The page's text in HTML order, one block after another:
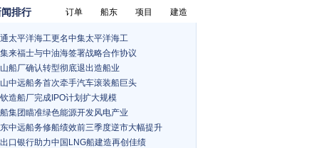
排行 建造
项目
船东
订单
太平洋海工更名中集太平洋海工
来福士与中油海签署战略合作协议
船厂确认转型彻底退出造船业
中远船务首次牵手汽车滚装船巨头
造船厂完成IPO计划扩大规模
集团瞄准绿色能源开发风电产业
中远船务修船绩效前三季度逆市大幅提升
口银行助力中国LNG船建造再创佳绩